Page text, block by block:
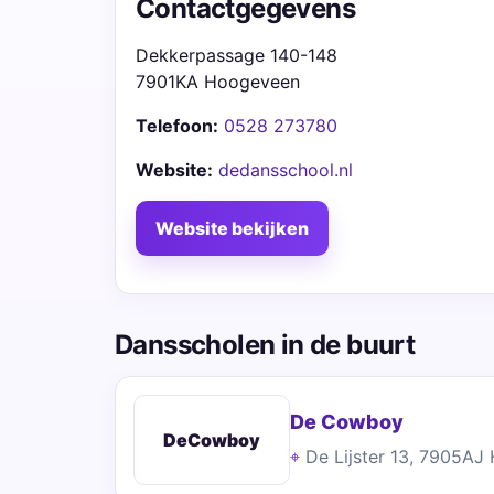
Contactgegevens
Dekkerpassage 140-148
7901KA Hoogeveen
Telefoon: 0528 273780
Website: dedansschool.nl
Website bekijken
Dansscholen in de buurt
DeCowboy
De Cowboy
De Lijster 13, 7905AJ